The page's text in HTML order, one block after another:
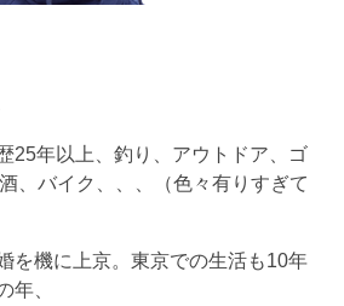
25年以上、釣り、アウトドア、ゴ
、バイク、、、（色々有りすぎて
を機に上京。東京での生活も10年
年、